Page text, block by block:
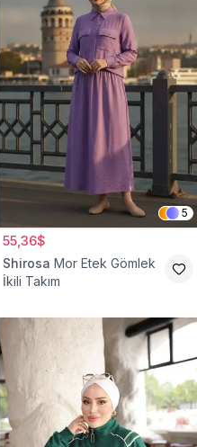
5
55,36$
Shirosa Mor Etek Gömlek
İkili Takım